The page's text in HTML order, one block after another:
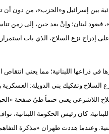
بين إسرائيل و«الحزب»، من دون
فيعود لبنان؛ وإنْ بعد حين، إلى
إدراج نزع السلاح، الذي بات
ذراعها اللبنانية؛ مما يعني
وتفكيك بنى الدويلة: العسكرية
اللاشرعي يعني حتماً طيّ صفحة
كان رئيس الحكومة اللبنانية،
وعندما هددت طهران «مذكرة